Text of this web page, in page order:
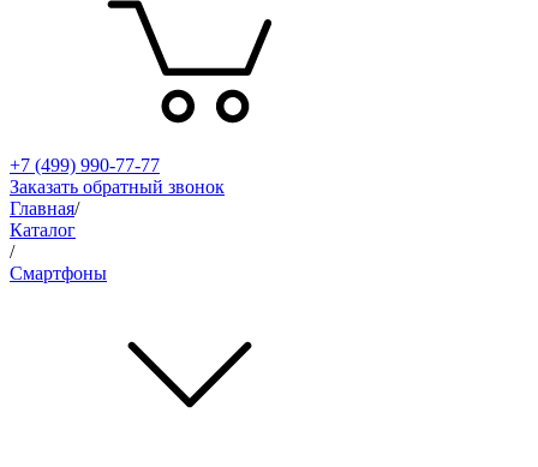
+7 (499) 990-77-77
Заказать обратный звонок
Главная/
Каталог
/
Смартфоны